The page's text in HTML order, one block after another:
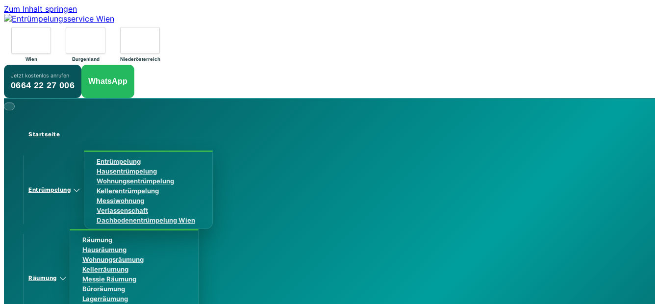
Zum Inhalt springen
Wien Burgenland Niederösterreich
Jetzt kostenlos anrufen
0664 22 27 006 WhatsApp
Startseite
Entrümpelung
Entrümpelung
Hausentrümpelung
Wohnungsentrümpelung
Kellerentrümpelung
Messiwohnung
Verlassenschaft
Dachbodenentrümpelung Wien
Räumung
Räumung
Hausräumung
Wohnungsräumung
Kellerräumung
Messie Räumung
Büroräumung
Lagerräumung